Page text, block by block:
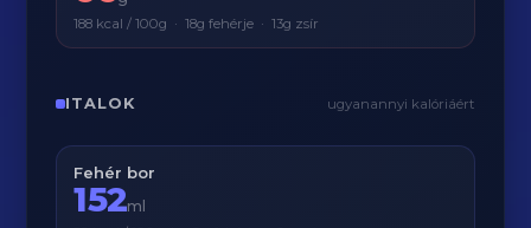
188 kcal / 100g · 18g fehérje · 13g zsír
ITALOK ugyanannyi kalóriáért
Fehér bor
152ml